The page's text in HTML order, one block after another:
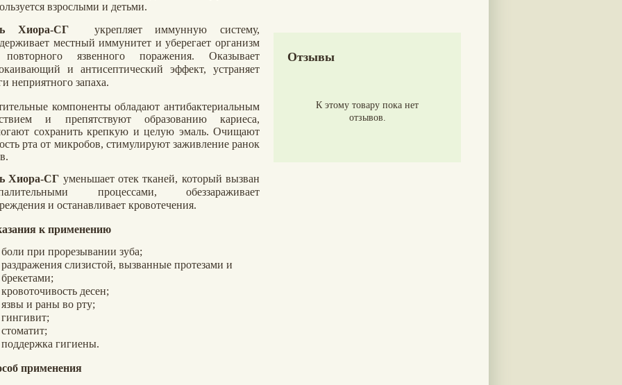
взрослыми и детьми.
Хиора-СГ
укрепляет иммунную систему,
местный иммунитет и уберегает организм
язвенного поражения. Оказывает
и антисептический эффект, устраняет
неприятного запаха.
компоненты обладают антибактериальным
и препятствуют образованию кариеса,
сохранить крепкую и целую эмаль. Очищают
рта от микробов, стимулируют заживление ранок
Хиора-СГ уменьшает отек тканей, который вызван
процессами, обеззараживает
и останавливает кровотечения.
к применению
боли при прорезывании зуба;
раздражения слизистой, вызванные протезами и
брекетами;
кровоточивость десен;
язвы и раны во рту;
гингивит;
стоматит;
поддержка гигиены.
применения
Отзывы
К этому товару пока нет
отзывов.